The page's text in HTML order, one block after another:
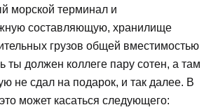
морской терминал и
составляющую, хранилище
грузов общей вместимостью
ты должен коллеге пару сотен, а там
не сдал на подарок, и так далее. В
может касаться следующего: